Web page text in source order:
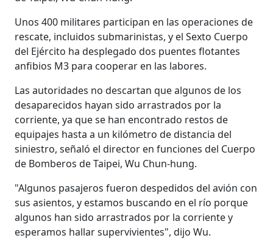
Unos 400 militares participan en las operaciones de
rescate, incluidos submarinistas, y el Sexto Cuerpo
del Ejército ha desplegado dos puentes flotantes
anfibios M3 para cooperar en las labores.
Las autoridades no descartan que algunos de los
desaparecidos hayan sido arrastrados por la
corriente, ya que se han encontrado restos de
equipajes hasta a un kilómetro de distancia del
siniestro, señaló el director en funciones del Cuerpo
de Bomberos de Taipei, Wu Chun-hung.
"Algunos pasajeros fueron despedidos del avión con
sus asientos, y estamos buscando en el río porque
algunos han sido arrastrados por la corriente y
esperamos hallar supervivientes", dijo Wu.